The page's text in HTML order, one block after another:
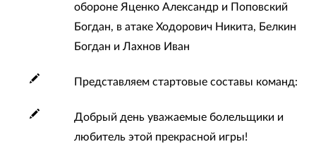
обороне Яценко Александр и Поповский
Богдан, в атаке Ходорович Никита, Белкин
Богдан и Лахнов Иван
Представляем стартовые составы команд:
Добрый день уважаемые болельщики и
любитель этой прекрасной игры!